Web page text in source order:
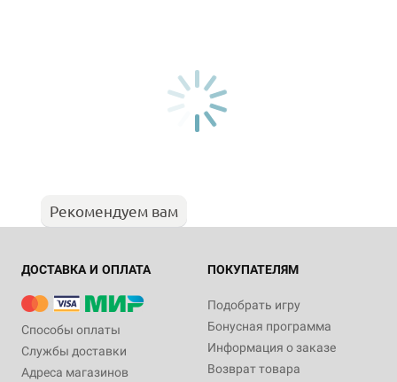
Рекомендуем вам
ДОСТАВКА И ОПЛАТА
Способы оплаты
Службы доставки
Адреса магазинов
ПОКУПАТЕЛЯМ
Подобрать игру
Бонусная программа
Информация о заказе
Возврат товара